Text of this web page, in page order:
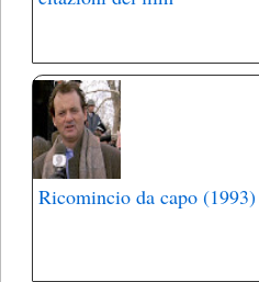
Ricomincio da capo (1993)